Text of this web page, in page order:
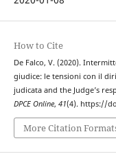
How to Cite
De Falco, V. (2020).
giudice: le tensioni con il
judicata and the Judge’s
DPCE Online, 41(4). https://
More Citation